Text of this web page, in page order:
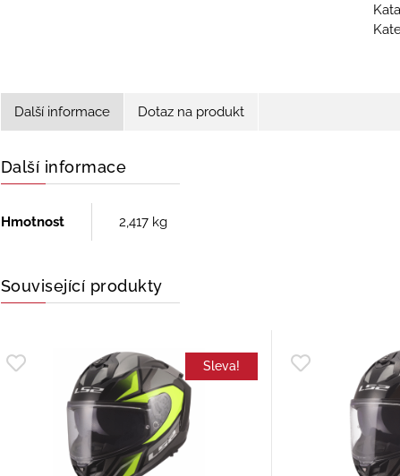
Další informace Dotaz na produkt
Další informace
Hmotnost 2,417 kg
Související produkty
Sleva!